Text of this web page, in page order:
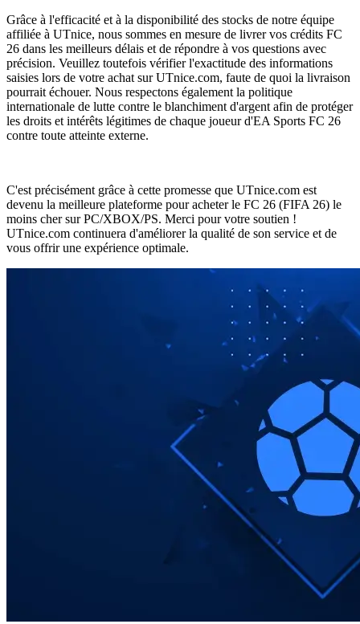
Grâce à l'efficacité et à la disponibilité des stocks de notre équipe
affiliée à UTnice, nous sommes en mesure de livrer vos crédits FC
26 dans les meilleurs délais et de répondre à vos questions avec
précision. Veuillez toutefois vérifier l'exactitude des informations
saisies lors de votre achat sur UTnice.com, faute de quoi la livraison
pourrait échouer. Nous respectons également la politique
internationale de lutte contre le blanchiment d'argent afin de protéger
les droits et intérêts légitimes de chaque joueur d'EA Sports FC 26
contre toute atteinte externe.
C'est précisément grâce à cette promesse que UTnice.com est
devenu la meilleure plateforme pour acheter le FC 26 (FIFA 26) le
moins cher sur PC/XBOX/PS. Merci pour votre soutien !
UTnice.com continuera d'améliorer la qualité de son service et de
vous offrir une expérience optimale.